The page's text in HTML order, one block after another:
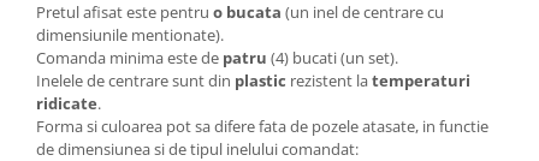
Pretul afisat este pentru o bucata (un inel de centrare cu
dimensiunile mentionate).
Comanda minima este de patru (4) bucati (un set).
Inelele de centrare sunt din plastic rezistent latemperaturi
ridicate.
Forma si culoarea pot sa difere fata de pozele atasate, in functie
de dimensiunea si de tipul inelului comandat: